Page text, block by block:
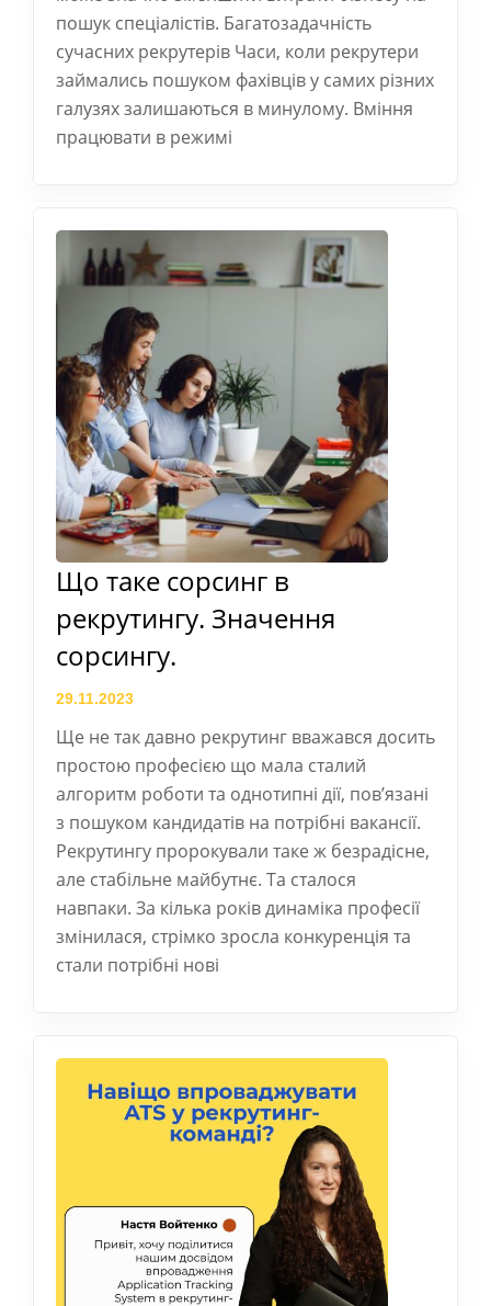
пошук спеціалістів. Багатозадачність
сучасних рекрутерів Часи, коли рекрутери
займались пошуком фахівців у самих різних
галузях залишаються в минулому. Вміння
працювати в режимі
Що таке сорсинг в
рекрутингу. Значення
сорсингу.
29.11.2023
Ще не так давно рекрутинг вважався досить
простою професією що мала сталий
алгоритм роботи та однотипні дії, пов’язані
з пошуком кандидатів на потрібні вакансії.
Рекрутингу пророкували таке ж безрадісне,
але стабільне майбутнє. Та сталося
навпаки. За кілька років динаміка професії
змінилася, стрімко зросла конкуренція та
стали потрібні нові